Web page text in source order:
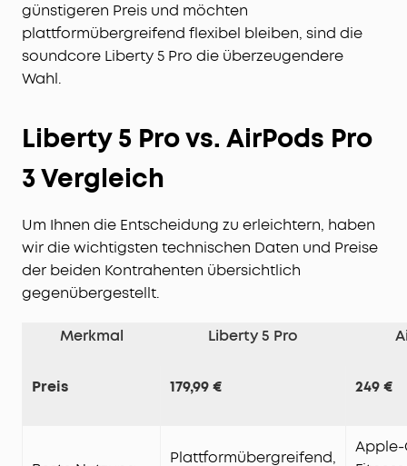
günstigeren Preis und möchten
plattformübergreifend flexibel bleiben, sind die
soundcore Liberty 5 Pro die überzeugendere
Wahl.
Liberty 5 Pro vs. AirPods Pro
3 Vergleich
Um Ihnen die Entscheidung zu erleichtern, haben
wir die wichtigsten technischen Daten und Preise
der beiden Kontrahenten übersichtlich
gegenübergestellt.
Merkmal Liberty 5 Pro
Preis 179,99 € 249 €
Plattformübergreifend,
Apple-